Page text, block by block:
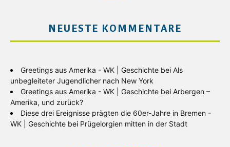
NEUESTE KOMMENTARE
Greetings aus Amerika - WK | Geschichte bei Als
unbegleiteter Jugendlicher nach New York
Greetings aus Amerika - WK | Geschichte bei Arbergen –
Amerika, und zurück?
Diese drei Ereignisse prägten die 60er-Jahre in Bremen -
WK | Geschichte bei Prügelorgien mitten in der Stadt